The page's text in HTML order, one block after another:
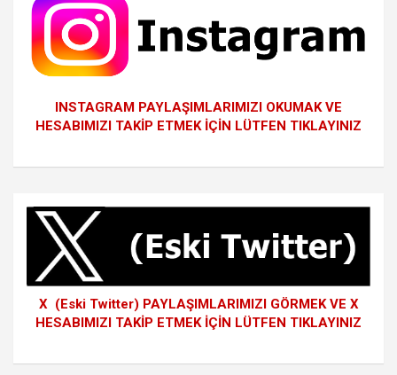
INSTAGRAM PAYLAŞIMLARIMIZI OKUMAK VE
HESABIMIZI TAKİP ETMEK İÇİN LÜTFEN TIKLAYINIZ
X (Eski Twitter) PAYLAŞIMLARIMIZI GÖRMEK VE X
HESABIMIZI TAKİP ETMEK İÇİN LÜTFEN TIKLAYINIZ